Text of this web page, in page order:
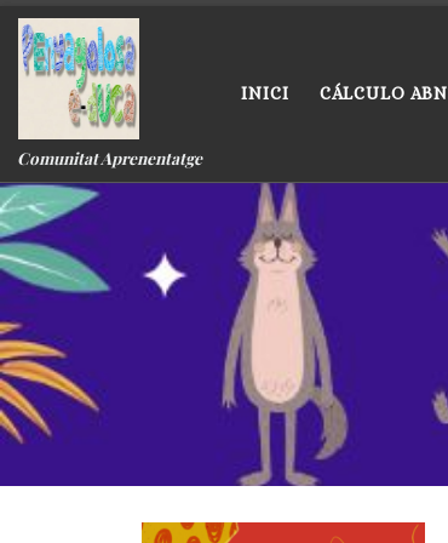
Skip to content
Comunitat Aprenentatge
INICI CÁLCULO ABN